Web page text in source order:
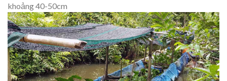
khoảng 40-50cm